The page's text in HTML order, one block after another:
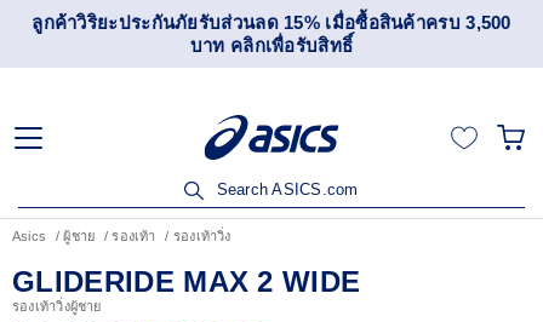
ลูกค้าวิริยะประกันภัยรับส่วนลด 15% เมื่อซื้อสินค้าครบ 3,500
บาท คลิกเพื่อรับสิทธิ์
Search ASICS.com
Asics ผู้ชาย รองเท้า รองเท้าวิ่ง
GLIDERIDE MAX 2 WIDE
รองเท้าวิ่งผู้ชาย